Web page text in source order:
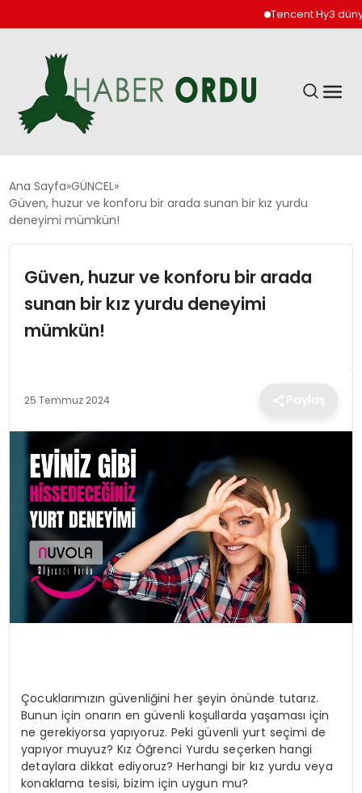
Tencent Hy3 dünya
GÜNDEM
DÜNYA
EKONOMI
SIYASET
MAGAZIN
SPOR
YAŞAM
Ana Sayfa GÜNCEL
Güven, huzur ve konforu bir arada sunan bir kız yurdu
deneyimi mümkün!
Güven, huzur ve konforu bir arada
sunan bir kız yurdu deneyimi
mümkün!
25 Temmuz 2024
Çocuklarımızın güvenliğini her şeyin önünde tutarız.
Bunun için onarın en güvenli koşullarda yaşaması için
ne gerekiyorsa yapıyoruz. Peki güvenli yurt seçimi de
yapıyor muyuz? Kız Öğrenci Yurdu seçerken hangi
detaylara dikkat ediyoruz? Herhangi bir kız yurdu veya
konaklama tesisi, bizim için uygun mu?